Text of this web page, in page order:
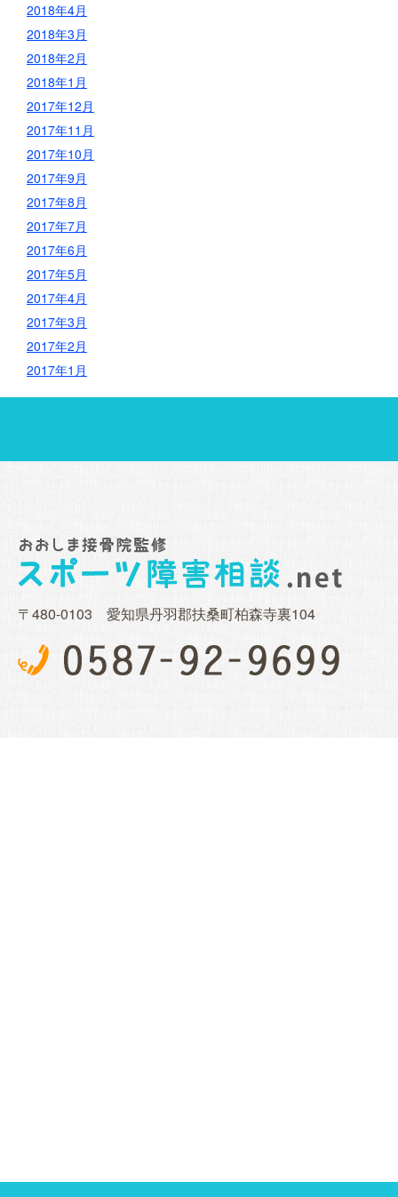
2018年4月
2018年3月
2018年2月
2018年1月
2017年12月
2017年11月
2017年10月
2017年9月
2017年8月
2017年7月
2017年6月
2017年5月
2017年4月
2017年3月
2017年2月
2017年1月
〒480-0103 愛知県丹羽郡扶桑町柏森寺裏104